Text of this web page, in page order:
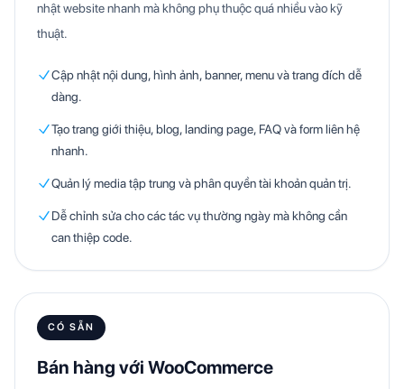
nhật website nhanh mà không phụ thuộc quá nhiều vào kỹ
thuật.
Cập nhật nội dung, hình ảnh, banner, menu và trang đích dễ
dàng.
Tạo trang giới thiệu, blog, landing page, FAQ và form liên hệ
nhanh.
Quản lý media tập trung và phân quyền tài khoản quản trị.
Dễ chỉnh sửa cho các tác vụ thường ngày mà không cần
can thiệp code.
CÓ SẴN
Bán hàng với WooCommerce